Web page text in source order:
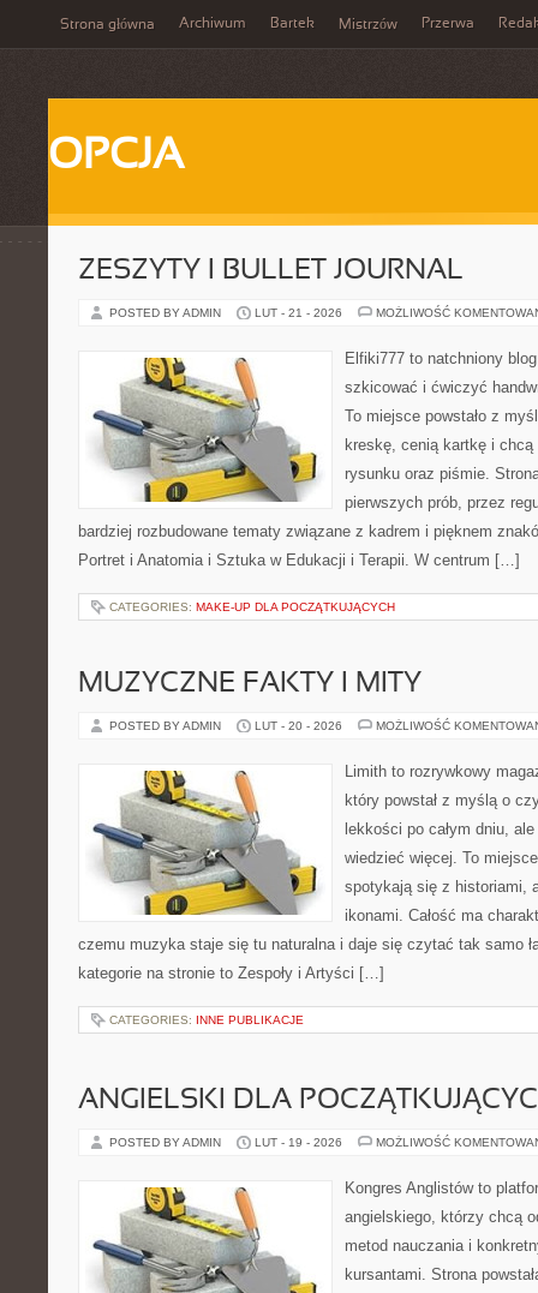
Strona główna Archiwum Bartek Mistrzów Przerwa
OPCJA
ZESZYTY I BULLET JOURNAL
POSTED BY ADMIN LUT - 21 - 2026 MOŻLIWOŚĆ
Elfiki777 to natchniony
szkicować i ćwiczyć
To miejsce powstało z
kreskę, cenią kartkę i chcą
rysunku oraz piśmie.
pierwszych prób, przez
bardziej rozbudowane tematy związane z kadrem i pięknem
Portret i Anatomia i Sztuka w Edukacji i Terapii. W centrum […]
CATEGORIES: MAKE-UP DLA POCZĄTKUJĄCYCH
MUZYCZNE FAKTY I MITY
POSTED BY ADMIN LUT - 20 - 2026 MOŻLIWOŚĆ
Limith to rozrywkowy
który powstał z myślą o
lekkości po całym dniu,
wiedzieć więcej. To
spotykają się z historiami,
ikonami. Całość ma
czemu muzyka staje się tu naturalna i daje się czytać tak samo
kategorie na stronie to Zespoły i Artyści […]
CATEGORIES: INNE PUBLIKACJE
ANGIELSKI DLA
POSTED BY ADMIN LUT - 19 - 2026 MOŻLIWOŚĆ
Kongres Anglistów to
angielskiego, którzy chcą
metod nauczania i
kursantami. Strona